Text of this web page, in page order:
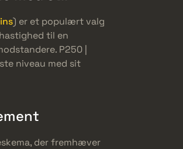
) er et populært valg
til en
P250 |
niveau med sit
der fremhæver